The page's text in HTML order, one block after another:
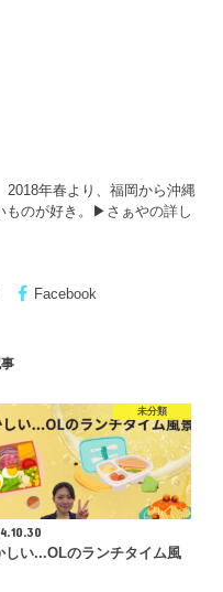
2018年春より、福岡から沖縄
ものが好き。▶︎ さぁやの詳し
Facebook
未分類
しい...OLのランチタイム風